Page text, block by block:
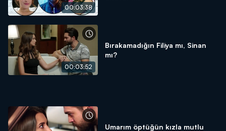
00:03:38
00:03:52
Bırakamadığın Filiya mı, Sinan
mı?
Umarım öptüğün kızla mutlu